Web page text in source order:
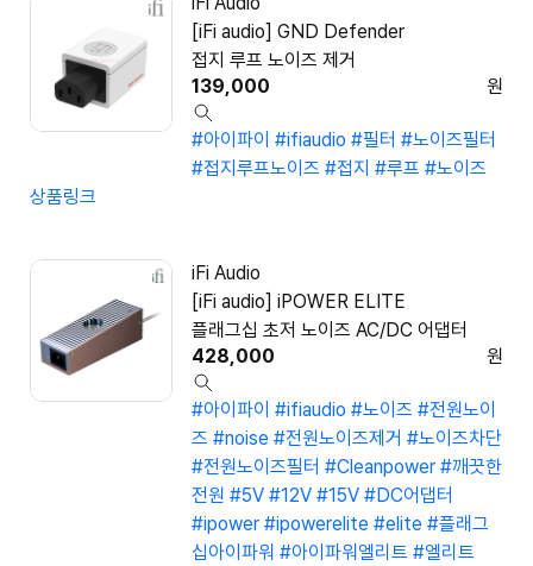
[iFi audio] GND Defender
접지 루프 노이즈 제거
139,000
원
#아이파이 #ifiaudio #필터 #노이즈필터
#접지루프노이즈 #접지 #루프 #노이즈
상품링크
iFi Audio
[iFi audio] iPOWER ELITE
플래그십 초저 노이즈 AC/DC 어댑터
428,000
원
#아이파이 #ifiaudio #노이즈 #전원노이
즈 #noise #전원노이즈제거 #노이즈차단
#전원노이즈필터 #Cleanpower #깨끗한
전원 #5V #12V #15V #DC어댑터
#ipower #ipowerelite #elite #플래그
십아이파워 #아이파워엘리트 #엘리트